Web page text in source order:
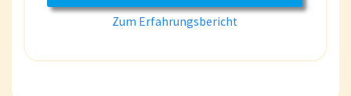
Zum Erfahrungsbericht